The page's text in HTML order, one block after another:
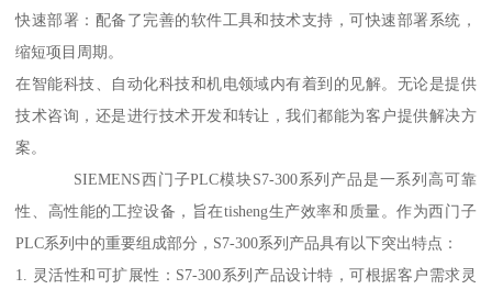
快速部署：配备了完善的软件工具和技术支持，可快速部署系统，
缩短项目周期。
在智能科技、自动化科技和机电领域内有着到的见解。无论是提供
技术咨询，还是进行技术开发和转让，我们都能为客户提供解决方
案。
SIEMENS西门子PLC模块S7-300系列产品是一系列高可靠
性、高性能的工控设备，旨在tisheng生产效率和质量。作为西门子
PLC系列中的重要组成部分，S7-300系列产品具有以下突出特点：
1. 灵活性和可扩展性：S7-300系列产品设计特，可根据客户需求灵